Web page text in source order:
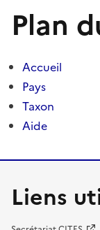
Plan
Accueil
Pays
Taxon
Aide
Liens